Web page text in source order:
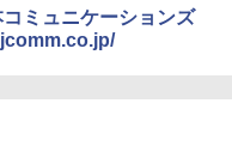
関の購入実績 登山・
防災用品 長期保存可
ミュニケーションズ